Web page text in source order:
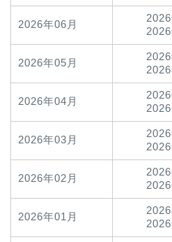
2026年06月
2026年05月
2026年04月
2026年03月
2026年02月
2026年01月